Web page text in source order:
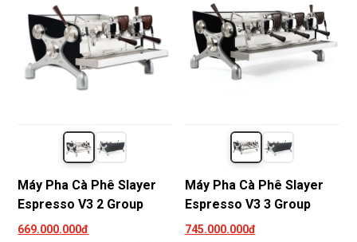
Máy Pha Cà Phê Slayer
Espresso V3 2 Group
669.000.000đ
Máy Pha Cà Phê Slayer
Espresso V3 3 Group
745.000.000đ